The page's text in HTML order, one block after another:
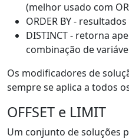
(melhor usado com
ORDER BY -
DISTINCT - retorna
combinação de
Os modificadores de
sempre se aplica a todos
OFFSET e LIMIT
Um conjunto de soluções